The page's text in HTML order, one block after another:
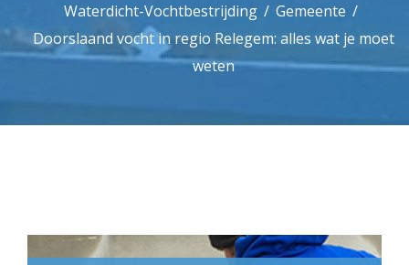
Waterdicht-Vochtbestrijding
Gemeente
Doorslaand vocht in regio Relegem: alles wat je moet
weten